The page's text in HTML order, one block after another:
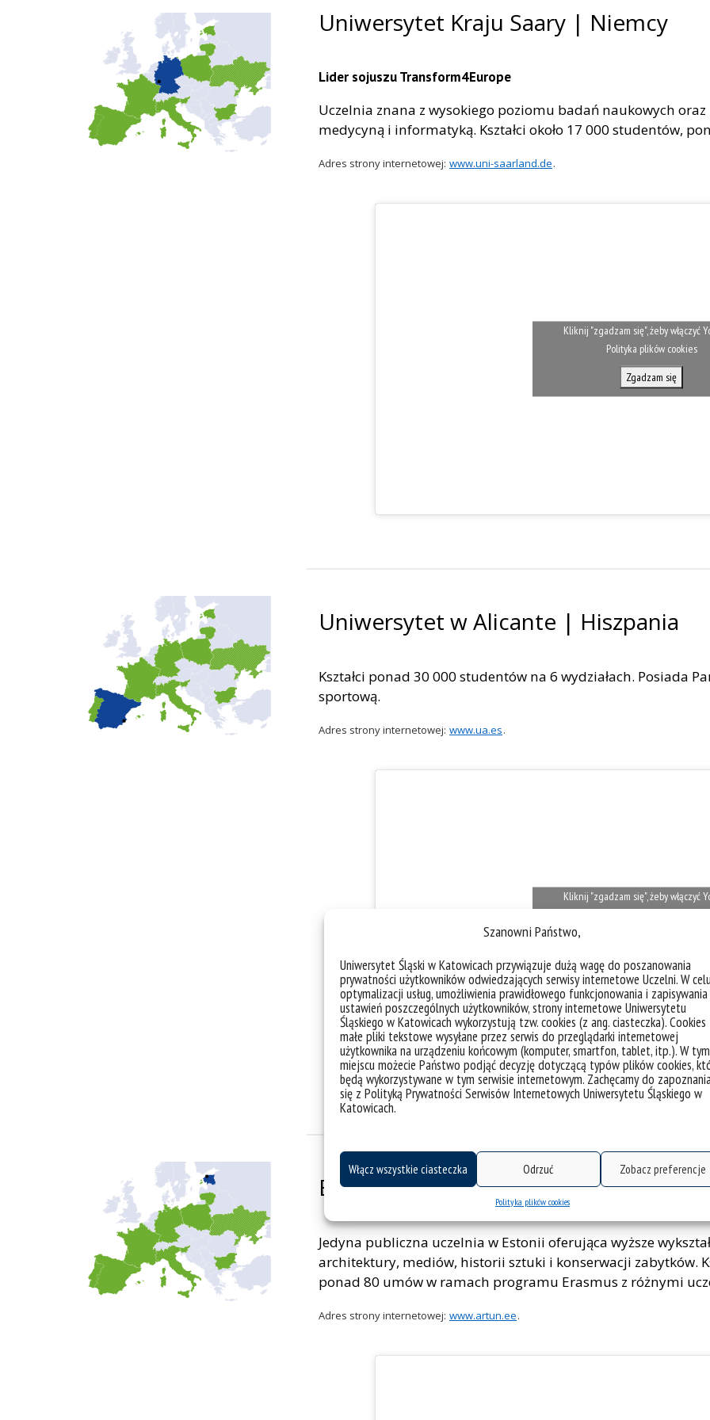
Szanowni Państwo,
Uniwersytet Śląski w Katowicach przywiązuje dużą wagę do poszanowania
prywatności użytkowników odwiedzających serwisy internetowe Uczelni. W
optymalizacji usług, umożliwienia prawidłowego funkcjonowania i zapisywania
ustawień poszczególnych użytkowników, strony internetowe Uniwersytetu
Śląskiego w Katowicach wykorzystują tzw. cookies (z ang. ciasteczka).
małe pliki tekstowe wysyłane przez serwis do przeglądarki internetowej
użytkownika na urządzeniu końcowym (komputer, smartfon, tablet, itp.). W tym
miejscu możecie Państwo podjąć decyzję dotyczącą typów plików cookies,
będą wykorzystywane w tym serwisie internetowym. Zachęcamy do
się z Polityką Prywatności Serwisów Internetowych Uniwersytetu Śląskiego w
Katowicach.
Włącz wszystkie ciasteczka Odrzuć Zobacz preferencje
Polityka plików cookies
Uniwersytet Kraju Saary | Niemcy
Lider sojuszu Transform4Europe
Uczelnia znana z wysokiego poziomu badań naukowych
medycyną i informatyką. Kształci około 17 000 studentów,
Adres strony internetowej: www.uni-saarland.de.
Kliknij "zgadzam się", żeby włączyć
Polityka plików cookies
Zgadzam się
Uniwersytet w Alicante | Hiszpania
Kształci ponad 30 000 studentów na 6 wydziałach. Posiada
sportową.
Adres strony internetowej: www.ua.es.
Kliknij "zgadzam się", żeby włączyć
Estońska Akademia Sztuki w Tallinie
Jedyna publiczna uczelnia w Estonii oferująca wyższe
architektury, mediów, historii sztuki i konserwacji zabytków.
ponad 80 umów w ramach programu Erasmus z różnymi
Adres strony internetowej: www.artun.ee.